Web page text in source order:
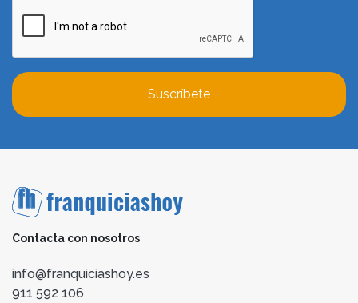
Suscríbete
Contacta con nosotros
info@franquiciashoy.es
911 592 106